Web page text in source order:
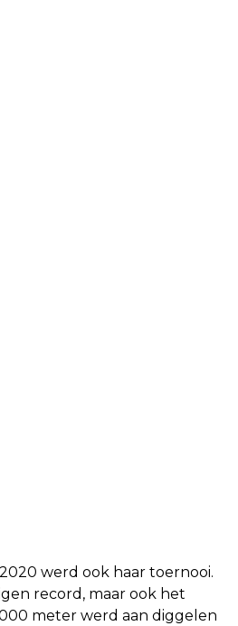
werd ook haar toernooi.
record, maar ook het
meter werd aan diggelen